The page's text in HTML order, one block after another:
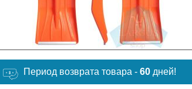
Период возврата товара - 60 дней!